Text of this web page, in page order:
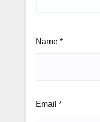
Name *
Email *